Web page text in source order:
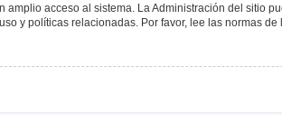
acceso al sistema. La Administración del sitio
y políticas relacionadas. Por favor, lee las normas de